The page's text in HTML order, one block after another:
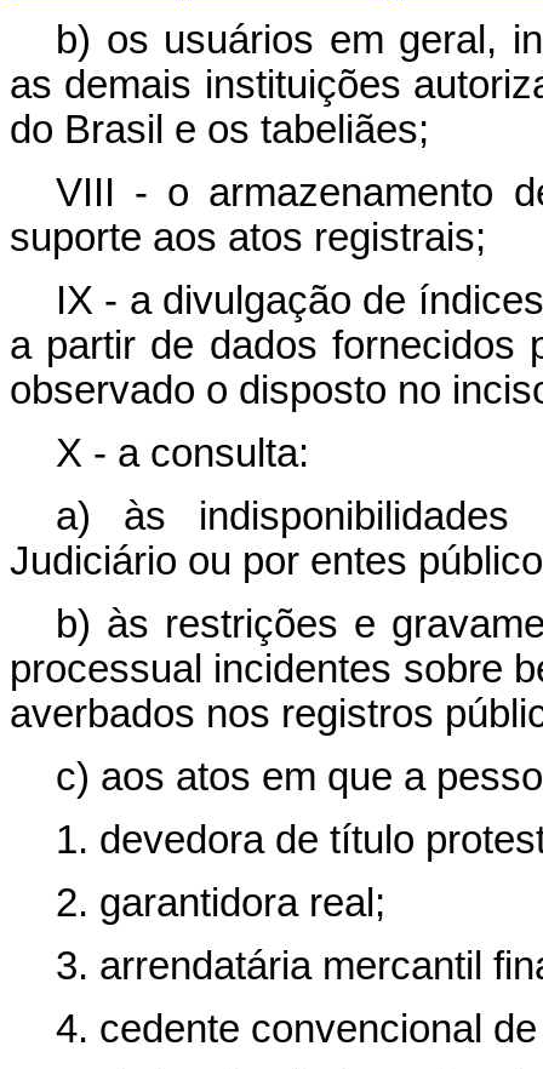
b) os usuários em geral,
as demais instituições
do Brasil e os tabeliães;
VIII - o armazenamento
suporte aos atos registrais;
IX - a divulgação de
a partir de dados fornecidos
observado o disposto no
X - a consulta:
a) às
Judiciário ou por entes
b) às restrições e
processual incidentes sobre
averbados nos registros
c) aos atos em que a
1. devedora de título
2. garantidora real;
3. arrendatária mercantil
4. cedente convencional